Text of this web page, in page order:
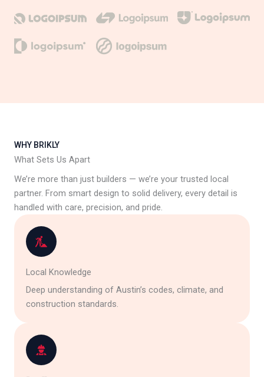
Local Knowledge
Deep understanding of Austin’s codes, climate, and
construction standards.
WHY BRIKLY
What Sets Us Apart
We’re more than just builders — we’re your trusted local
partner. From smart design to solid delivery, every detail is
handled with care, precision, and pride.